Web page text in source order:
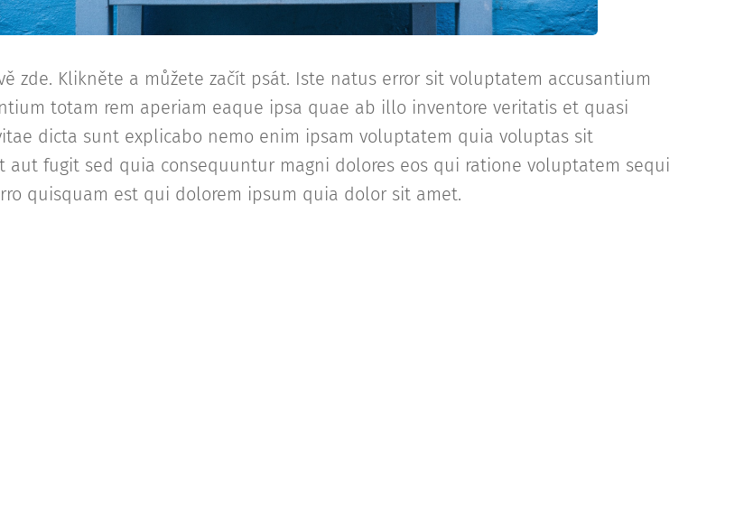
zde. Klikněte a můžete začít psát. Iste natus error sit voluptatem accusantium
totam rem aperiam eaque ipsa quae ab illo inventore veritatis et quasi
dicta sunt explicabo nemo enim ipsam voluptatem quia voluptas sit
aut fugit sed quia consequuntur magni dolores eos qui ratione voluptatem sequi
quisquam est qui dolorem ipsum quia dolor sit amet.